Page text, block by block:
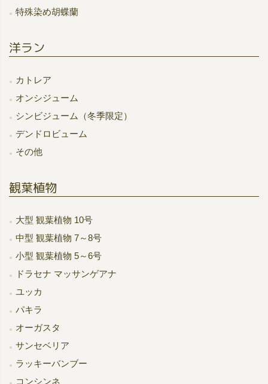
特殊染め胡蝶蘭
洋ラン
カトレア
オンシジューム
シンビジューム（冬季限定）
デンドロビューム
その他
観葉植物
大型 観葉植物 10号
中型 観葉植物 7～8号
小型 観葉植物 5～6号
ドラセナ マッサンゲアナ
ユッカ
パキラ
オーガスタ
サンセベリア
ラッキーバンブー
コンシンネ